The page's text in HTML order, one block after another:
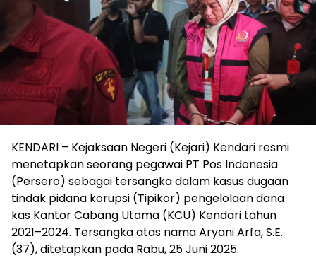
KENDARI – Kejaksaan Negeri (Kejari) Kendari resmi
menetapkan seorang pegawai PT Pos Indonesia
(Persero) sebagai tersangka dalam kasus dugaan
tindak pidana korupsi (Tipikor) pengelolaan dana
kas Kantor Cabang Utama (KCU) Kendari tahun
2021–2024. Tersangka atas nama Aryani Arfa, S.E.
(37), ditetapkan pada Rabu, 25 Juni 2025.